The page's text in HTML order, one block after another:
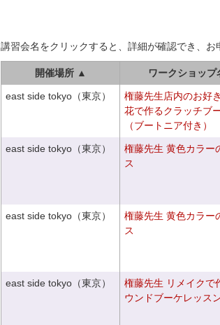
講習会名をクリックすると、詳細が確認でき、お
開催場所 ▲ ワークショップ
east side tokyo（東京）
権藤先生店内のお好
花で作るクラッチブ
（ブートニア付き）
east side tokyo（東京）
権藤先生 黄色カラー
ス
east side tokyo（東京）
権藤先生 黄色カラー
ス
east side tokyo（東京）
権藤先生 リメイクで
ウンドブーケレッス